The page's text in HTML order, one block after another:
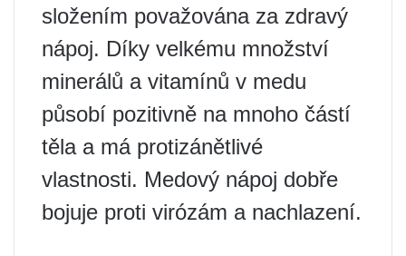
složením považována za zdravý
nápoj. Díky velkému množství
minerálů a vitamínů v medu
působí pozitivně na mnoho částí
těla a má protizánětlivé
vlastnosti. Medový nápoj dobře
bojuje proti virózám a nachlazení.